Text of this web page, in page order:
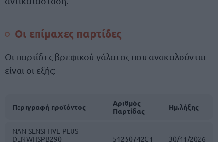
Οι επίμαχες παρτίδες
Οι παρτίδες βρεφικού γάλατος που ανακαλούνται
είναι οι εξής:
Περιγραφή προϊόντος
Αριθμός
Παρτίδας
Ημ.λήξης
NAN SENSITIVE PLUS
DENWHSPB290
51250742C1 30/11/2026